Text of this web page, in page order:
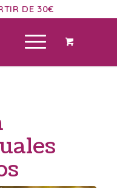
DE 30€